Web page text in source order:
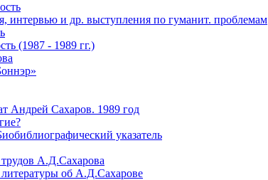
интервью и др. выступления по гуманит. проблемам
(1987 - 1989 гг.)
Андрей Сахаров. 1989 год
указатель
А.Д.Сахарова
об А.Д.Сахарове